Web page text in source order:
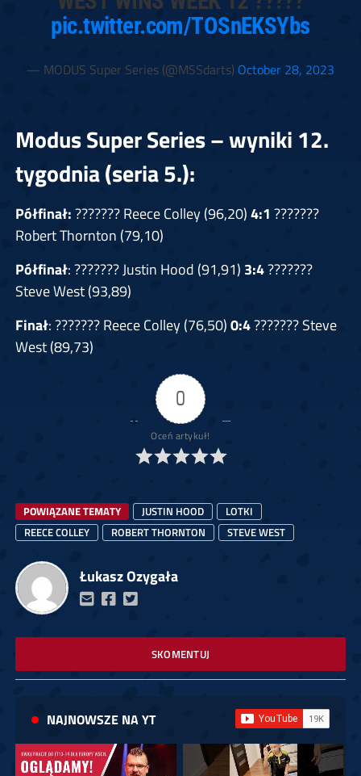
pic.twitter.com/TOSnEKSYbs
— MODUS Super Series (@MSSdarts) October 28, 2023
Modus Super Series – wyniki 12.
tygodnia (seria 5.):
Półfinał:??????? Reece Colley (96,20)4:1 ???????
Robert Thornton (79,10)
Półfinał: ??????? Justin Hood (91,91) 3:4???????
Steve West (93,89)
Finał: ??????? Reece Colley (76,50)0:4??????? Steve
West (89,73)
0
Oceń artykuł!
POWIĄZANE TEMATY JUSTIN HOOD
LOTKI
REECE COLLEY
ROBERT THORNTON STEVE WEST
Łukasz Ozygała
SKOMENTUJ
NAJNOWSZE NA YT